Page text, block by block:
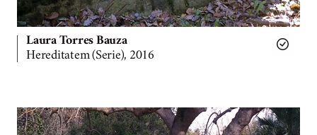
Laura Torres Bauza
Hereditatem (Serie), 2016